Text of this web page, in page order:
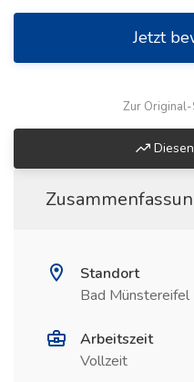
Jetzt
Zur
Standort
Bad
Arbeitszeit
Vollzeit